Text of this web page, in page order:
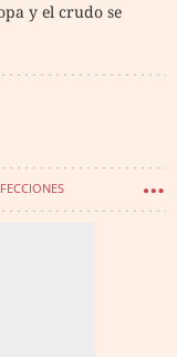
y el crudo se